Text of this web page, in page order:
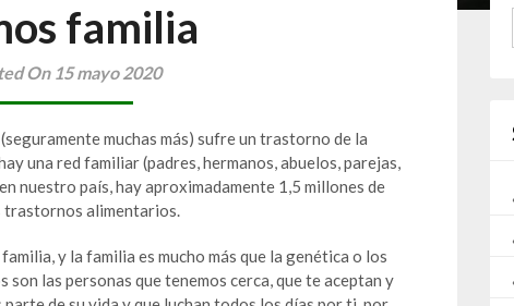
familia
On 15 mayo 2020
muchas más) sufre un trastorno de la
una red familiar (padres, hermanos, abuelos, parejas,
nuestro país, hay aproximadamente 1,5 millones de
trastornos alimentarios.
y la familia es mucho más que la genética o los
son las personas que tenemos cerca, que te aceptan y